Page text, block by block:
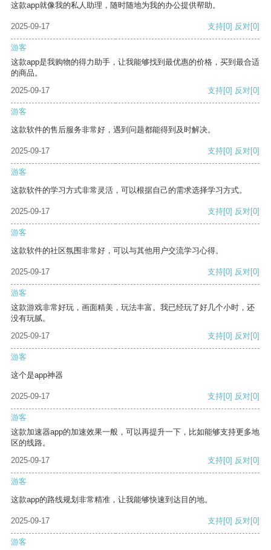
这款app就像我的私人助理，随时随地为我的办公提供帮助。
2025-09-17 支持[0] 反对[0]
游客
这款app是我购物的得力助手，让我能够找到最优惠的价格，买到最合适
的商品。
2025-09-17
支持[0] 反对[0]
游客
这款软件的售后服务非常好，遇到问题都能得到及时解决。
2025-09-17 支持[0] 反对[0]
游客
这款软件的学习方式非常灵活，可以根据自己的需求选择学习方式。
2025-09-17 支持[0] 反对[0]
游客
这款软件的社区氛围非常好，可以与其他用户交流学习心得。
2025-09-17 支持[0] 反对[0]
游客
这款游戏非常好玩，画面精美，玩法丰富。我已经玩了好几个小时，还
没有玩腻。
2025-09-17
支持[0] 反对[0]
游客
这个是app神器
2025-09-17 支持[0] 反对[0]
游客
这款加速器app的加速效果一般，可以再提升一下，比如能够支持更多地
区的线路。
2025-09-17
支持[0] 反对[0]
游客
这款app的路线规划非常精准，让我能够快速到达目的地。
2025-09-17 支持[0] 反对[0]
游客